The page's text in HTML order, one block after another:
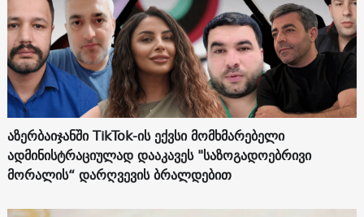
აზერბაიჯანში TikTok-ის ექვსი მომხმარებელი
ადმინისტრაციულად დააკავეს "საზოგადოებრივი
მორალის“ დარღვევის ბრალდებით